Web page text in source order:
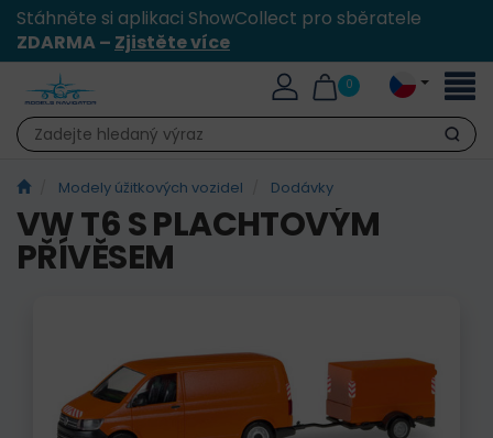
Stáhněte si aplikaci ShowCollect pro sběratele
ZDARMA – Zjistěte více
0
Hledat
Modely úžitkových vozidel Dodávky
VW T6 S PLACHTOVÝM
PŘÍVĚSEM